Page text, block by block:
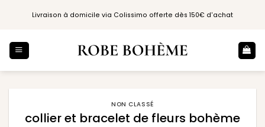
Livraison à domicile via Colissimo offerte dès 150€ d'achat
NON CLASSÉ
collier et bracelet de fleurs bohème